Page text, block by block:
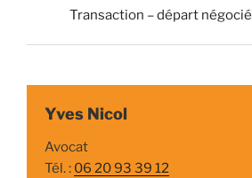
Transaction – départ négocié
Yves Nicol
Avocat
Tél. : 06 20 93 39 12